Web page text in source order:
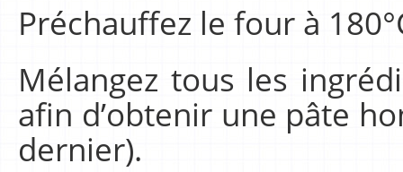
Préchauffez le four à
Mélangez tous les
afin d’obtenir une pâte
dernier).